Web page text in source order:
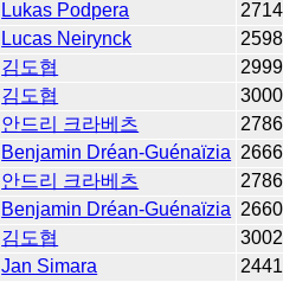
Lukas Podpera
2714
Lucas Neirynck
2598
김도협
2999
김도협
3000
안드리 크라베츠
2786
Benjamin Dréan-Guénaïzia 2666
안드리 크라베츠
2786
Benjamin Dréan-Guénaïzia 2660
김도협
3002
Jan Simara
2441